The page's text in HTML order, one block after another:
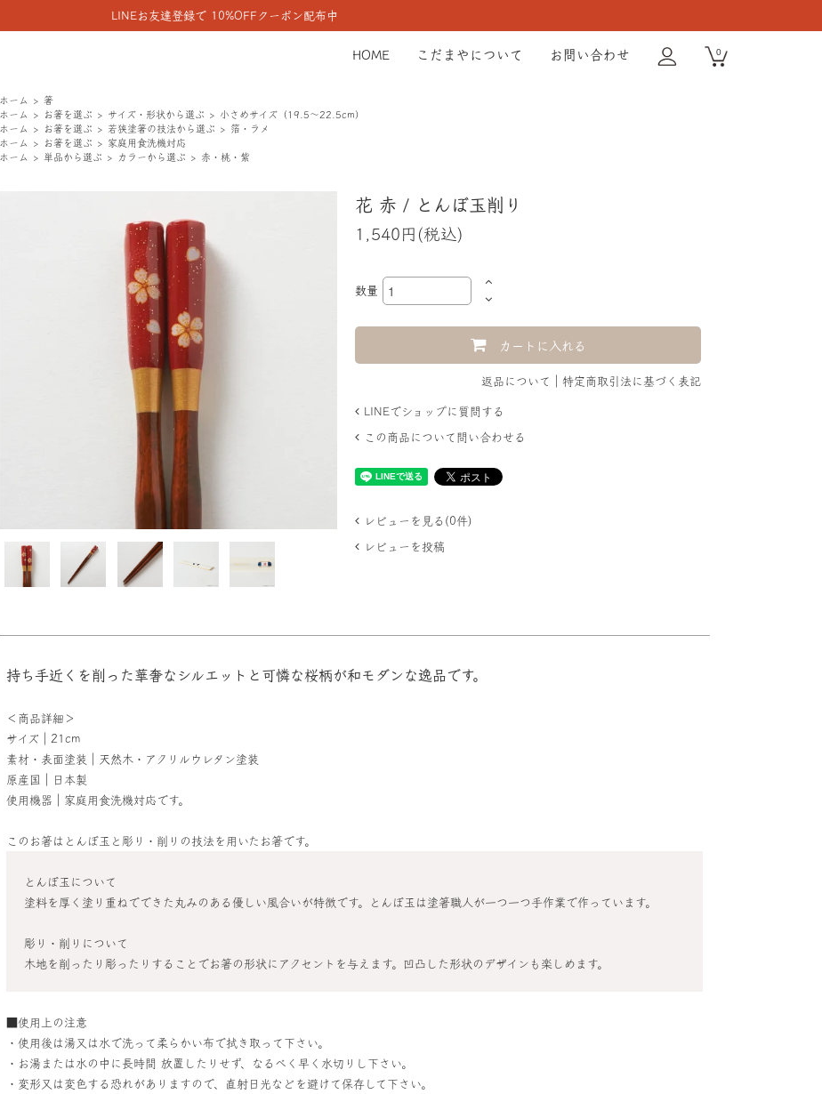
LINEお友達登録で 10%OFFクーポン配布中
HOME こだまやについて お問い合わせ 0
ホーム
箸
ホーム
お箸を選ぶ サイズ・形状から選ぶ
小さめサイズ（19.5〜22.5cm）
ホーム
お箸を選ぶ 若狭塗箸の技法から選ぶ
箔・ラメ
ホーム
お箸を選ぶ
家庭用食洗機対応
ホーム
単品から選ぶ カラーから選ぶ 赤・桃・紫
花 赤 / とんぼ玉削り
1,540円(税込)
数量
カートに入れる
返品について 特定商取引法に基づく表記
LINEでショップに質問する
この商品について問い合わせる
レビューを見る(0件)
レビューを投稿
持ち手近くを削った華奢なシルエットと可憐な桜柄が和モダンな逸品です。
＜商品詳細＞
サイズ｜21cm
素材・表面塗装｜天然木・アクリルウレタン塗装
原産国｜日本製
使用機器｜家庭用食洗機対応です。
このお箸はとんぼ玉と彫り・削りの技法を用いたお箸です。
とんぼ玉について
塗料を厚く塗り重ねでできた丸みのある優しい風合いが特徴です。とんぼ玉は塗箸職人が一つ一つ手作業で作っています。
彫り・削りについて
木地を削ったり彫ったりすることでお箸の形状にアクセントを与えます。凹凸した形状のデザインも楽しめます。
■使用上の注意
・使用後は湯又は水で洗って柔らかい布で拭き取って下さい。
・お湯または水の中に長時間 放置したりせず、なるべく早く水切りし下さい。
・変形又は変色する恐れがありますので、直射日光などを避けて保存して下さい。